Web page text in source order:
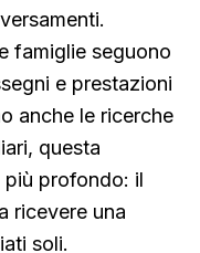
famiglie seguono
e prestazioni
anche le ricerche
questa
profondo: il
ricevere una
soli.